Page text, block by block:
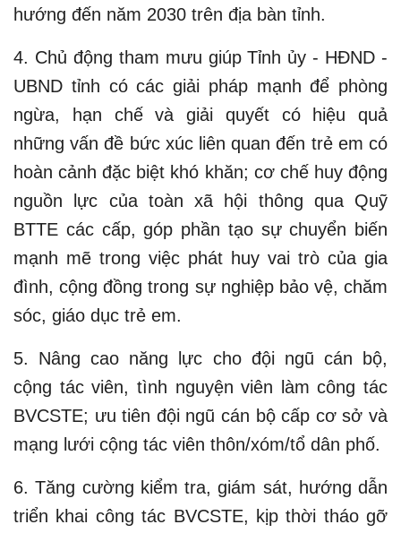
hướng đến năm 2030 trên địa bàn tỉnh.
4. Chủ động tham mưu giúp Tỉnh ủy - HĐND -
UBND tỉnh có các giải pháp mạnh để phòng
ngừa, hạn chế và giải quyết có hiệu quả
những vấn đề bức xúc liên quan đến trẻ em có
hoàn cảnh đặc biệt khó khăn; cơ chế huy động
nguồn lực của toàn xã hội thông qua Quỹ
BTTE các cấp, góp phần tạo sự chuyển biến
mạnh mẽ trong việc phát huy vai trò của gia
đình, cộng đồng trong sự nghiệp bảo vệ, chăm
sóc, giáo dục trẻ em.
5. Nâng cao năng lực cho đội ngũ cán bộ,
cộng tác viên, tình nguyện viên làm công tác
BVCSTE; ưu tiên đội ngũ cán bộ cấp cơ sở và
mạng lưới cộng tác viên thôn/xóm/tổ dân phố.
6. Tăng cường kiểm tra, giám sát, hướng dẫn
triển khai công tác BVCSTE, kịp thời tháo gỡ